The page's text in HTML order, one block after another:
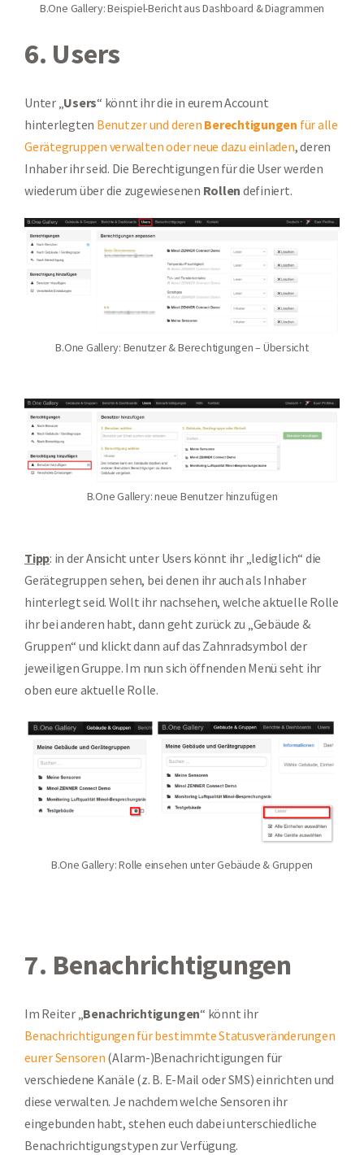
B.One Gallery: Beispiel-Bericht aus Dashboard & Diagrammen
6. Users
Unter „Users“ könnt ihr die in eurem Account
hinterlegten Benutzer und deren Berechtigungen für alle
Gerätegruppen verwalten oder neue dazu einladen, deren
Inhaber ihr seid. Die Berechtigungen für die User werden
wiederum über die zugewiesenen Rollen definiert.
B.One Gallery: Benutzer & Berechtigungen – Übersicht
B.One Gallery: neue Benutzer hinzufügen
Tipp: in der Ansicht unter Users könnt ihr „lediglich“ die
Gerätegruppen sehen, bei denen ihr auch als Inhaber
hinterlegt seid. Wollt ihr nachsehen, welche aktuelle Rolle
ihr bei anderen habt, dann geht zurück zu „Gebäude &
Gruppen“ und klickt dann auf das Zahnradsymbol der
jeweiligen Gruppe. Im nun sich öffnenden Menü seht ihr
oben eure aktuelle Rolle.
B.One Gallery: Rolle einsehen unter Gebäude & Gruppen
7. Benachrichtigungen
Im Reiter „Benachrichtigungen“ könnt ihr
Benachrichtigungen für bestimmte Statusveränderungen
eurer Sensoren (Alarm-)Benachrichtigungen für
verschiedene Kanäle (z. B. E-Mail oder SMS) einrichten und
diese verwalten. Je nachdem welche Sensoren ihr
eingebunden habt, stehen euch dabei unterschiedliche
Benachrichtigungstypen zur Verfügung.